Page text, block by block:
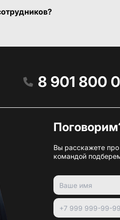
8 901 800
Вы расскажете
командой